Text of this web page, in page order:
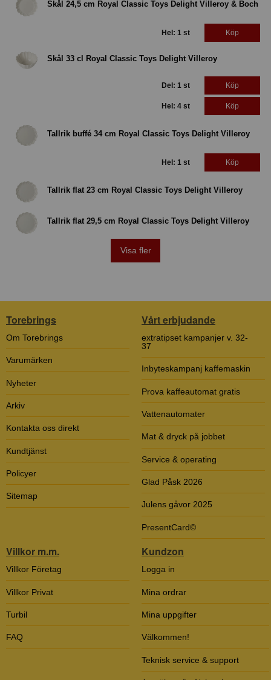
Skål 24,5 cm Royal Classic Toys Delight Villeroy & Boch
Hel: 1 st Köp
Skål 33 cl Royal Classic Toys Delight Villeroy
Del: 1 st Köp
Hel: 4 st Köp
Tallrik buffé 34 cm Royal Classic Toys Delight Villeroy
Hel: 1 st Köp
Tallrik flat 23 cm Royal Classic Toys Delight Villeroy
Tallrik flat 29,5 cm Royal Classic Toys Delight Villeroy
Visa fler
Torebrings
Om Torebrings
Varumärken
Nyheter
Arkiv
Kontakta oss direkt
Kundtjänst
Policyer
Sitemap
Vårt erbjudande
extratipset kampanjer v. 32-
37
Inbyteskampanj kaffemaskin
Prova kaffeautomat gratis
Vattenautomater
Mat & dryck på jobbet
Service & operating
Glad Påsk 2026
Julens gåvor 2025
PresentCard©
Villkor m.m.
Villkor Företag
Villkor Privat
Turbil
FAQ
Kundzon
Logga in
Mina ordrar
Mina uppgifter
Välkommen!
Teknisk service & support